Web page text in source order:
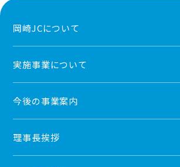
岡崎JCについて
実施事業について
今後の事業案内
理事長挨拶